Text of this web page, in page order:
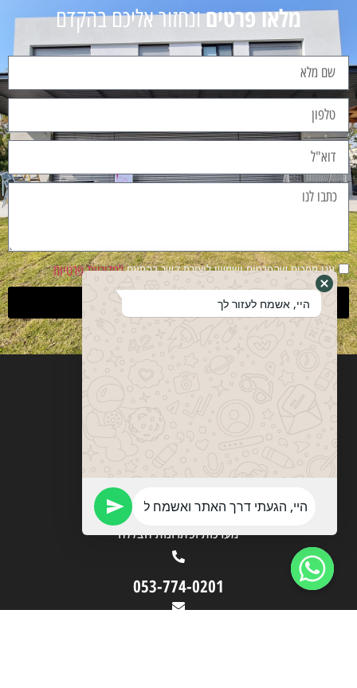
מלאו פרטיםונחזור אליכם בהקדם
אני מסכים שהפרטים ישמשו ליצירת קשר בהתאםלמדיניות פרטיות
ויטבסקי
מערכות ופתרונות הצללה
053-774-0201
היי, אשמח לעזור לך